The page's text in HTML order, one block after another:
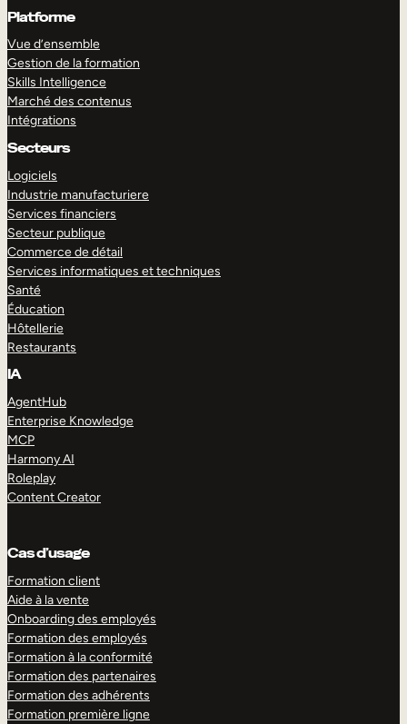
Platforme
Vue d’ensemble
Gestion de la formation
Skills Intelligence
Marché des contenus
Intégrations
Secteurs
Logiciels
Industrie manufacturiere
Services financiers
Secteur publique
Commerce de détail
Services informatiques et techniques
Santé
Éducation
Hôtellerie
Restaurants
IA
AgentHub
Enterprise Knowledge
MCP
Harmony AI
Roleplay
Content Creator
Cas d’usage
Formation client
Aide à la vente
Onboarding des employés
Formation des employés
Formation à la conformité
Formation des partenaires
Formation des adhérents
Formation première ligne